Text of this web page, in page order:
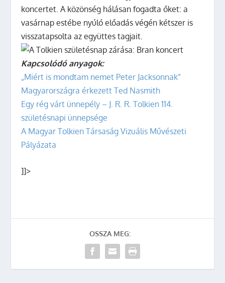
koncertet. A közönség hálásan fogadta őket: a
vasárnap estébe nyúló előadás végén kétszer is
visszatapsolta az együttes tagjait.
Kapcsolódó anyagok:
„Miért is mondtam nemet Peter Jacksonnak”
Magyarországra érkezett Ted Nasmith
Egy rég várt ünnepély – J. R. R. Tolkien 114.
születésnapi ünnepsége
A Magyar Tolkien Társaság Vizuális Művészeti
Pályázata
]]>
OSSZA MEG: